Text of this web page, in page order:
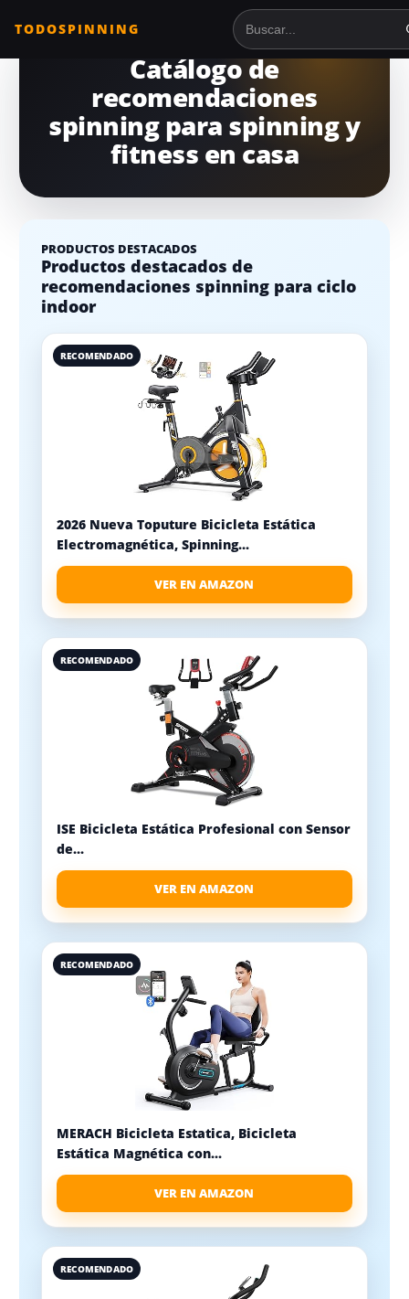
TODOSPINNING Buscar en
Catálogo de
recomendaciones
spinning para spinning y
fitness en casa
PRODUCTOS DESTACADOS
Productos destacados de
recomendaciones spinning para ciclo
indoor
RECOMENDADO
2026 Nueva Toputure Bicicleta Estática
Electromagnética, Spinning...
VER EN AMAZON
RECOMENDADO
ISE Bicicleta Estática Profesional con Sensor
de...
VER EN AMAZON
RECOMENDADO
MERACH Bicicleta Estatica, Bicicleta
Estática Magnética con...
VER EN AMAZON
RECOMENDADO